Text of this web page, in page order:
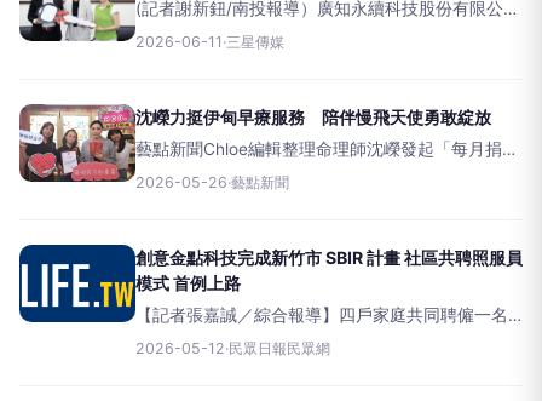
(記者謝新鈕/南投報導）廣知永續科技股份有限公司
展現回饋社會、關懷在地福祉的企業責任，11日慨捐
南投縣政府一輛
2026-06-11 ·三星傳媒
沈嶸力挺伊甸早療服務 陪伴慢飛天使勇敢綻放
藝點新聞Chloe編輯整理命理師沈嶸發起「每月捐十
萬，持續二十年」公益計畫回饋台灣社會，至今捐
福利基金會
2026-05-26·藝點新聞
創意金點科技完成新竹市 SBIR 計畫 社區共聘照服員
模式 首例上路
【記者張嘉誠／綜合報導】四戶家庭共同聘僱一名
照服員&nbsp;每戶月費降至原本四分之一面對臺灣
2026-05-12·民眾日報民眾網